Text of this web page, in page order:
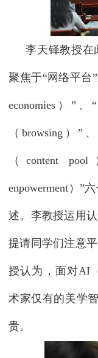
李天铎教授在
聚焦于“网络平台
economies ）”、
（ browsing ）”
（content pool
enpowerment ）”
述。李教授运用
提请同学们注意
授认为，面对AI
术家仅有的美学
贵。